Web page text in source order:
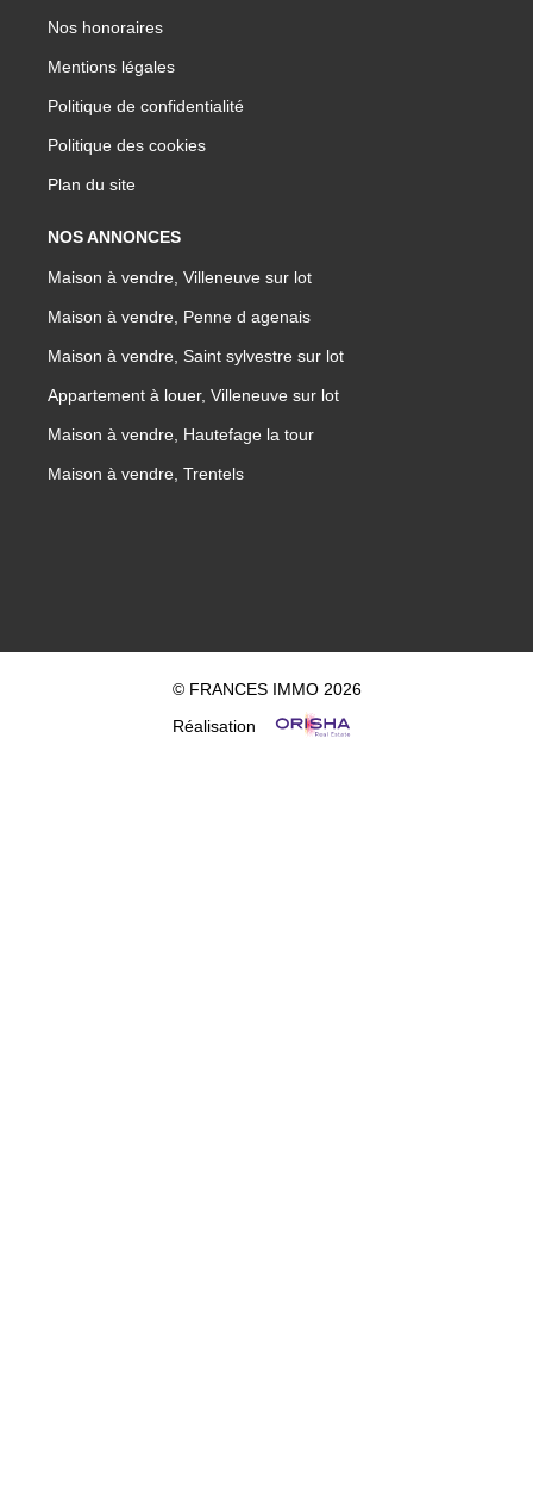
Nos honoraires
Mentions légales
Politique de confidentialité
Politique des cookies
Plan du site
NOS ANNONCES
Maison à vendre, Villeneuve sur lot
Maison à vendre, Penne d agenais
Maison à vendre, Saint sylvestre sur lot
Appartement à louer, Villeneuve sur lot
Maison à vendre, Hautefage la tour
Maison à vendre, Trentels
© FRANCES IMMO 2026
Réalisation